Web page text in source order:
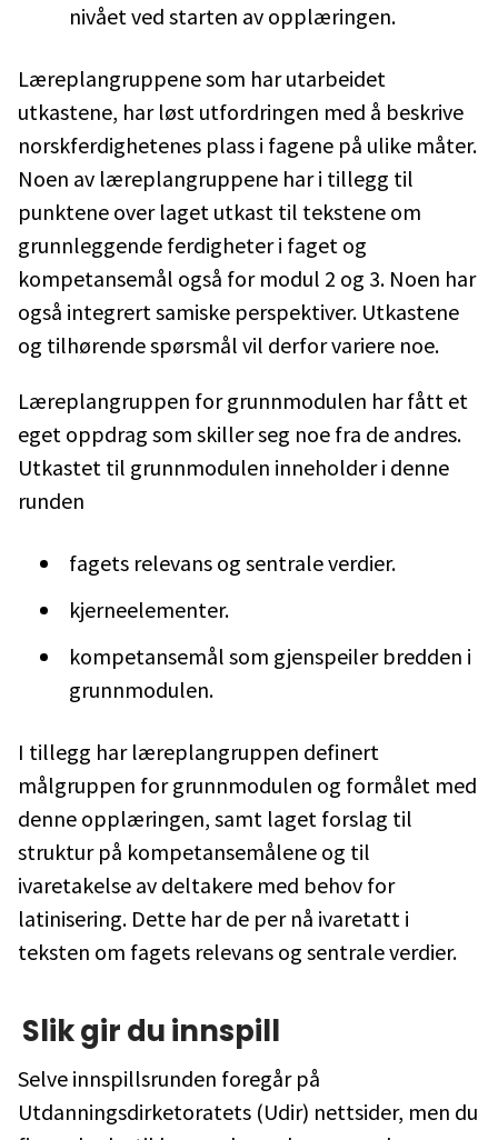
nivået ved starten av opplæringen.
Læreplangruppene som har utarbeidet
utkastene, har løst utfordringen med å beskrive
norskferdighetenes plass i fagene på ulike måter.
Noen av læreplangruppene har i tillegg til
punktene over laget utkast til tekstene om
grunnleggende ferdigheter i faget og
kompetansemål også for modul 2 og 3. Noen har
også integrert samiske perspektiver. Utkastene
og tilhørende spørsmål vil derfor variere noe.
Læreplangruppen for grunnmodulen har fått et
eget oppdrag som skiller seg noe fra de andres.
Utkastet til grunnmodulen inneholder i denne
runden
fagets relevans og sentrale verdier.
kjerneelementer.
kompetansemål som gjenspeiler bredden i
grunnmodulen.
I tillegg har læreplangruppen definert
målgruppen for grunnmodulen og formålet med
denne opplæringen, samt laget forslag til
struktur på kompetansemålene og til
ivaretakelse av deltakere med behov for
latinisering. Dette har de per nå ivaretatt i
teksten om fagets relevans og sentrale verdier.
Slik gir du innspill
Selve innspillsrunden foregår på
Utdanningsdirketoratets (Udir) nettsider, men du